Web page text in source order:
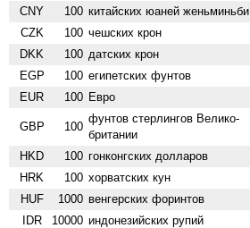
CNY 100 китайских юаней женьминьби
CZK 100 чешских крон
DKK 100 датских крон
EGP 100 египетских фунтов
EUR 100 Евро
GBP 100
фунтов стерлингов Велико­
британии
HKD 100 гонконгских долларов
HRK 100 хорватских кун
HUF 1000 венгерских форинтов
IDR 10000 индонезийских рупий